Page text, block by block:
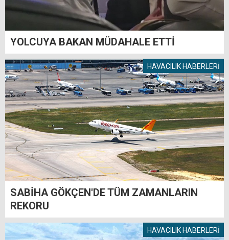
YOLCUYA BAKAN MÜDAHALE ETTİ
HAVACILIK HABERLERİ
SABİHA GÖKÇEN'DE TÜM ZAMANLARIN
REKORU
HAVACILIK HABERLERİ